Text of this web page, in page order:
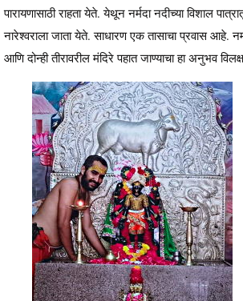
पारायणासाठी राहता येते. येथून नर्मदा नदीच्या विशाल
नारेश्वराला जाता येते. साधारण एक तासाचा प्रवास आहे.
आणि दोन्ही तीरावरील मंदिरे पहात जाण्याचा हा अनुभव